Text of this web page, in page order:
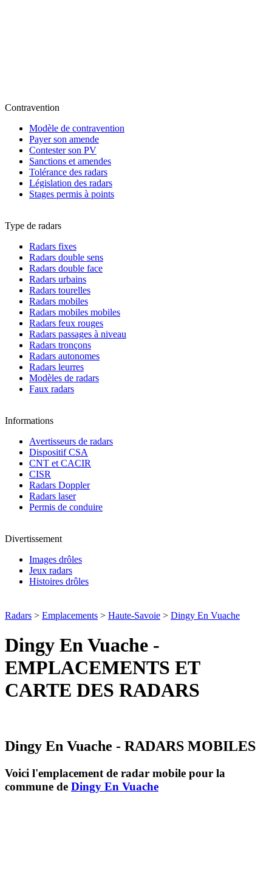
Contravention
Modèle de contravention
Payer son amende
Contester son PV
Sanctions et amendes
Tolérance des radars
Législation des radars
Stages permis à points
Type de radars
Radars fixes
Radars double sens
Radars double face
Radars urbains
Radars tourelles
Radars mobiles
Radars mobiles mobiles
Radars feux rouges
Radars passages à niveau
Radars tronçons
Radars autonomes
Radars leurres
Modèles de radars
Faux radars
Informations
Avertisseurs de radars
Dispositif CSA
CNT et CACIR
CISR
Radars Doppler
Radars laser
Permis de conduire
Divertissement
Images drôles
Jeux radars
Histoires drôles
Radars > Emplacements > Haute-Savoie > Dingy En Vuache
Dingy En Vuache -
EMPLACEMENTS ET
CARTE DES RADARS
Dingy En Vuache - RADARS MOBILES
Voici l'emplacement de radar mobile pour la
commune de Dingy En Vuache